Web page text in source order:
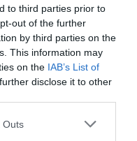
to third parties prior to
out of the further
by third parties on the
This information may
on the IAB’s List of
disclose it to other
one or more Google
Outs
gereken bir
Önerileri — 3
olması nedeniyle,